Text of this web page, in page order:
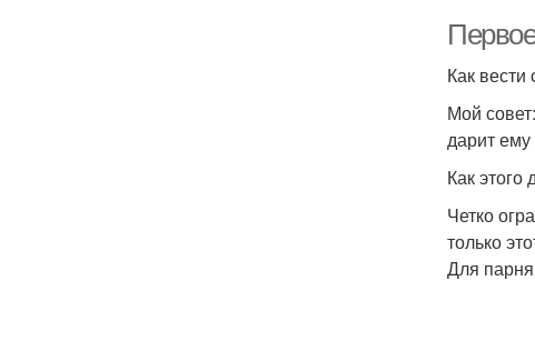
Как
Мой
дарит ему
Как этого
Четко
только
Для